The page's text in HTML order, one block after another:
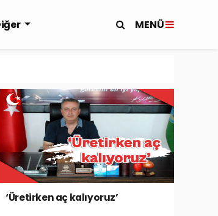
MENÜ
‘Üretirken aç kalıyoruz’